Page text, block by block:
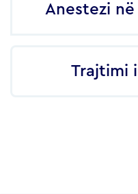
Anestezi
Trajtimi